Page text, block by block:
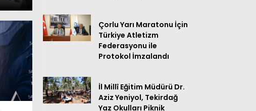
Çorlu Yarı Maratonu İçin
Türkiye Atletizm
Federasyonu ile
Protokol İmzalandı
İl Millî Eğitim Müdürü Dr.
Aziz Yeniyol, Tekirdağ
Yaz Okulları Piknik